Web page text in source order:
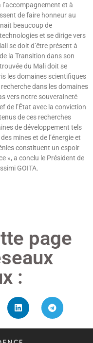
et à
de faire honneur au
beaucoup de
et se dirige vers
se doit d’être présent à
la Transition dans son
du Mali doit se
les domaines scientifiques
dans les domaines
vers notre souveraineté
de l’État avec la conviction
de ces recherches
de développement tels
mines et de l’énergie et
constituent un espoir
», a conclu le Président de
GOITA.
page
: